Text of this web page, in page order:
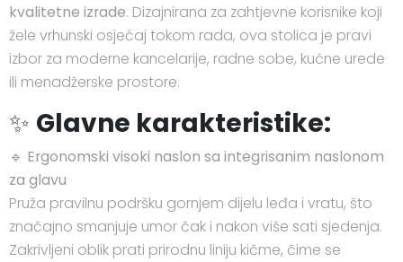
kvalitetne izrade. Dizajnirana za zahtjevne korisnike koji
žele vrhunski osjećaj tokom rada, ova stolica je pravi
izbor za moderne kancelarije, radne sobe, kućne urede
ili menadžerske prostore.
✨ Glavne karakteristike:
🔹 Ergonomski visoki naslon sa integrisanim naslonom
za glavu
Pruža pravilnu podršku gornjem dijelu leđa i vratu, što
značajno smanjuje umor čak i nakon više sati sjedenja.
Zakrivljeni oblik prati prirodnu liniju kičme, čime se